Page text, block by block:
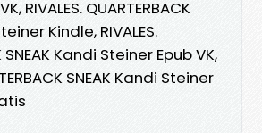
RIVALES. QUARTERBACK
Kindle, RIVALES.
SNEAK Kandi Steiner Epub VK,
SNEAK Kandi Steiner